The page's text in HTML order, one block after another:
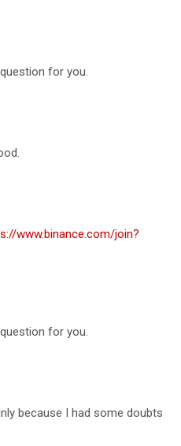
for you.
www.binance.com/join?
for you.
because I had some doubts